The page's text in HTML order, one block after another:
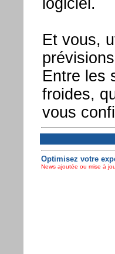
logiciel.
Et vous,
Entre les
froides,
vous
Optimisez votre
News ajoutée ou mise à